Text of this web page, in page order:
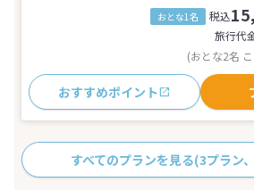
おとな1名 税込
旅行代
(おとな2名
おすすめポイント
すべてのプランを見る(3プラン